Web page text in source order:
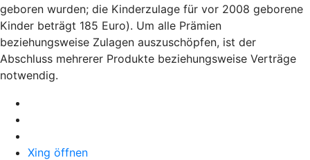
geboren wurden; die Kinderzulage für vor 2008 geborene
Kinder beträgt 185 Euro). Um alle Prämien
beziehungsweise Zulagen auszuschöpfen, ist der
Abschluss mehrerer Produkte beziehungsweise Verträge
notwendig.
Xing öffnen